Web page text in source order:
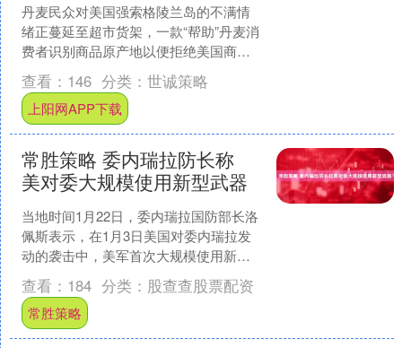
丹麦民众对美国强索格陵兰岛的不满情
绪正蔓延至超市货架，一款“帮助”丹麦消
费者识别商品原产地以便拒绝美国商品
的手机应用软件近期在该国大受欢迎。
这款名为UdenUS....
查看： 146 分类： 世诚策略
上阳网APP下载
常胜策略 委内瑞拉防长称
美对委大规模使用新型武器
当地时间1月22日，委内瑞拉国防部长洛
佩斯表示，在1月3日美国对委内瑞拉发
动的袭击中，美军首次大规模使用新型
武器，并利用人工智能对其实施了“前所
未有的系统性轰炸....
查看： 184 分类： 股查查股票配资
常胜策略